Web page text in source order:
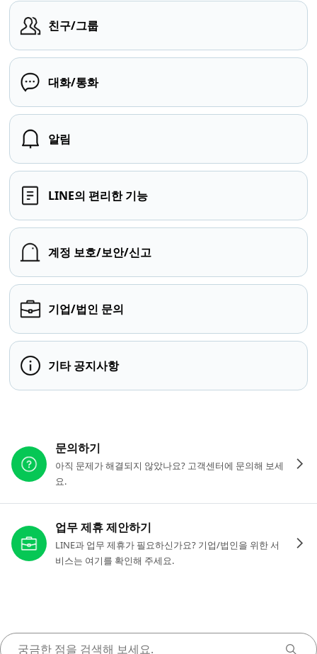
친구/그룹
대화/통화
알림
LINE의 편리한 기능
계정 보호/보안/신고
기업/법인 문의
기타 공지사항
문의하기
아직 문제가 해결되지 않았나요? 고객센터에 문의해 보세
요.
업무 제휴 제안하기
LINE과 업무 제휴가 필요하신가요? 기업/법인을 위한 서
비스는 여기를 확인해 주세요.